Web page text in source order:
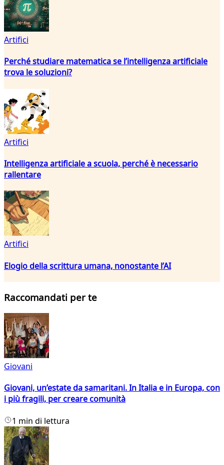
Artifici
Perché studiare matematica se l’intelligenza artificiale
trova le soluzioni?
Artifici
Intelligenza artificiale a scuola, perché è necessario
rallentare
Artifici
Elogio della scrittura umana, nonostante l’AI
Raccomandati per te
Giovani
Giovani, un’estate da samaritani. In Italia e in Europa, con
i più fragili, per creare comunità
1 min di lettura